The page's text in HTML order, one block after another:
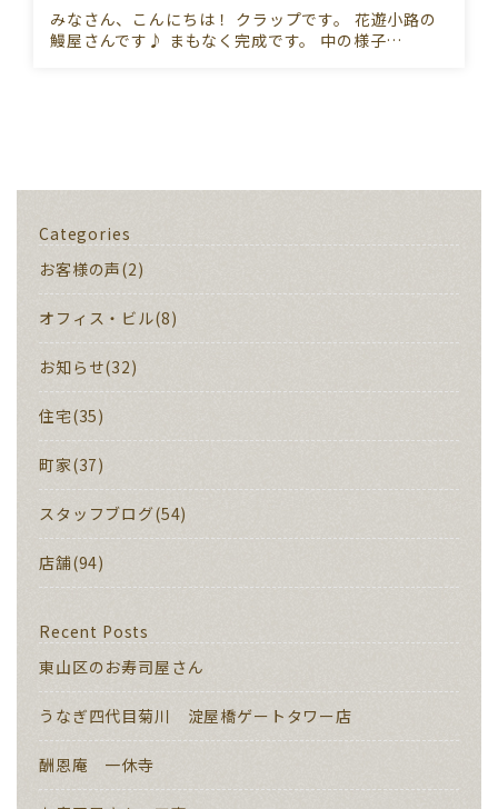
みなさん、こんにちは！ クラップです。 花遊小路の
鰻屋さんです♪ まもなく完成です。 中の様子…
Categories
お客様の声(2)
オフィス・ビル(8)
お知らせ(32)
住宅(35)
町家(37)
スタッフブログ(54)
店舗(94)
Recent Posts
東山区のお寿司屋さん
うなぎ四代目菊川 淀屋橋ゲートタワー店
酬恩庵 一休寺